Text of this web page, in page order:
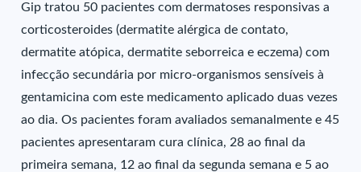
Gip tratou 50 pacientes com dermatoses responsivas a
corticosteroides (dermatite alérgica de contato,
dermatite atópica, dermatite seborreica e eczema) com
infecção secundária por micro-organismos sensíveis à
gentamicina com este medicamento aplicado duas vezes
ao dia. Os pacientes foram avaliados semanalmente e 45
pacientes apresentaram cura clínica, 28 ao final da
primeira semana, 12 ao final da segunda semana e 5 ao